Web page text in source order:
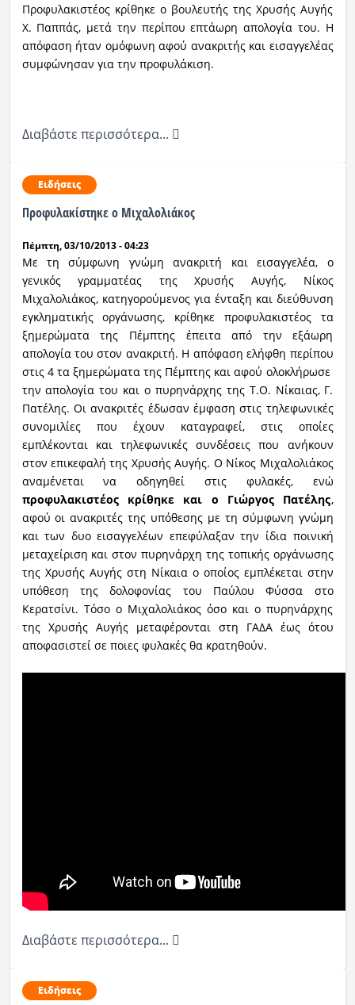
Προφυλακιστέος κρίθηκε ο βουλευτής της Χρυσής Αυγής
Χ. Παππάς, μετά την περίπου επτάωρη απολογία του. Η
απόφαση ήταν ομόφωνη αφού ανακριτής και εισαγγελέας
συμφώνησαν για την προφυλάκιση.
Διαβάστε περισσότερα...
Ειδήσεις
Προφυλακίστηκε ο Μιχαλολιάκος
Πέμπτη, 03/10/2013 - 04:23
Με τη σύμφωνη γνώμη ανακριτή και εισαγγελέα, ο
γενικός γραμματέας της Χρυσής Αυγής, Νίκος
Μιχαλολιάκος, κατηγορούμενος για ένταξη και διεύθυνση
εγκληματικής οργάνωσης, κρίθηκε προφυλακιστέος τα
ξημερώματα της Πέμπτης έπειτα από την εξάωρη
απολογία του στον ανακριτή. H απόφαση ελήφθη περίπου
στις 4 τα ξημερώματα της Πέμπτης και αφού ολοκλήρωσε
την απολογία του και ο πυρηνάρχης της Τ.Ο. Νίκαιας, Γ.
Πατέλης. Οι ανακριτές έδωσαν έμφαση στις τηλεφωνικές
συνομιλίες που έχουν καταγραφεί, στις οποίες
εμπλέκονται και τηλεφωνικές συνδέσεις που ανήκουν
στον επικεφαλή της Χρυσής Αυγής. Ο Νίκος Μιχαλολιάκος
αναμένεται να οδηγηθεί στις φυλακές, ενώ
προφυλακιστέος κρίθηκε και ο Γιώργος Πατέλης,
αφού οι ανακριτές της υπόθεσης με τη σύμφωνη γνώμη
και των δυο εισαγγελέων επεφύλαξαν την ίδια ποινική
μεταχείριση και στον πυρηνάρχη της τοπικής οργάνωσης
της Χρυσής Αυγής στη Νίκαια ο οποίος εμπλέκεται στην
υπόθεση της δολοφονίας του Παύλου Φύσσα στο
Κερατσίνι. Τόσο ο Μιχαλολιάκος όσο και ο πυρηνάρχης
της Χρυσής Αυγής μεταφέρονται στη ΓΑΔΑ έως ότου
αποφασιστεί σε ποιες φυλακές θα κρατηθούν.
Διαβάστε περισσότερα...
Ειδήσεις